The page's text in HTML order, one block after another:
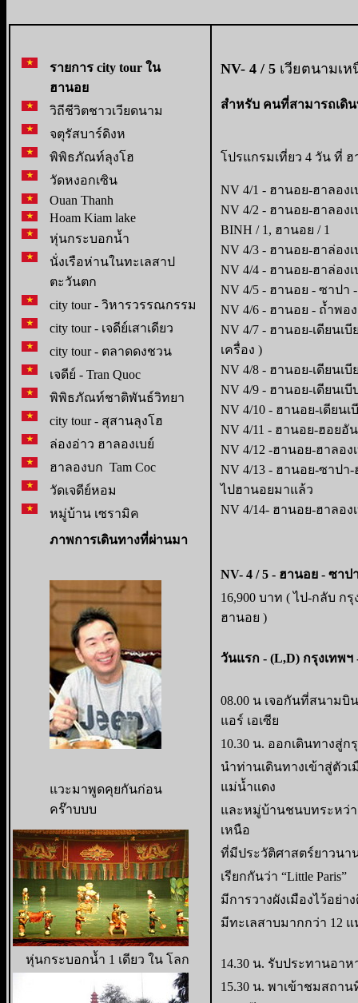
รายการ city tour ใน
ฮานอย
วิถีชีวิตชาวเวียดนาม
จตุรัสบาร์ดิงห
พิพิธภัณท์ลุงโฮ
วัดหงอกเซิน
Ouan Thanh
Hoam Kiam lake
หุ่นกระบอกน้ำ
นั่งเรือห่านในทะเลสาป
ตะวันตก
city tour - วิหารวรรณกรรม
city tour - เจดีย์เสาเดียว
city tour - ตลาดดงชวน
เจดีย์ - Tran Quoc
พิพิธภัณท์ชาติพันธ์วิทยา
city tour - สุสานลุงโฮ
ล่องอ่าว ฮาลองเบย์
ฮาลองบก Tam Coc
วัดเจดีย์หอม
หมู่บ้าน เซรามิค
ภาพการเดินทางที่ผ่านมา
แวะมาพูดคุยกันก่อน
คร๊าบบบ
หุ่นกระบอกน้ำ 1 เดียว ใน โลก
NV- 4 / 5 เวียตนามเ
สำหรับ คนที่สามารถเดิ
โปรแกรมเที่ยว 4 วัน ที่
NV 4/1 - ฮานอย-ฮาลอง
NV 4/2 - ฮานอย-ฮาลอง
BINH / 1, ฮานอย / 1
NV 4/3 - ฮานอย-ฮาล่อง
NV 4/4 - ฮานอย-ฮาล่อง
NV 4/5 - ฮานอย - ซาปา -
NV 4/6 - ฮานอย - ถ้ำพอ
NV 4/7 - ฮานอย-เดียนเ
เครื่อง )
NV 4/8 - ฮานอย-เดียนเ
NV 4/9 - ฮานอย-เดียนเ
NV 4/10 - ฮานอย-เดียน
NV 4/11 - ฮานอย-ฮอยอั
NV 4/12 -ฮานอย-ฮาลอง
NV 4/13 - ฮานอย-ซาปา
ไปฮานอยมาแล้ว
NV 4/14- ฮานอย-ฮาลอง
NV- 4 / 5 - ฮานอย - ซา
16,900 บาท ( ไป-กลับ ก
ฮานอย )
วันแรก - (L,D) กรุงเทพ
08.00 น เจอกันที่สนามบิ
แอร์ เอเซีย
10.30 น. ออกเดินทางสู่ก
นำท่านเดินทางเข้าสู่ตัว
แม่น้ำแดง
และหมู่บ้านชนบทระหว่
เหนือ
ที่มีประวัติศาสตร์ยาวนา
เรียกกันว่า “Little Paris”
มีการวางผังเมืองไว้อย่
มีทะเลสาบมากกว่า 12
14.30 น. รับประทานอา
15.30 น. พาเข้าชมสถา